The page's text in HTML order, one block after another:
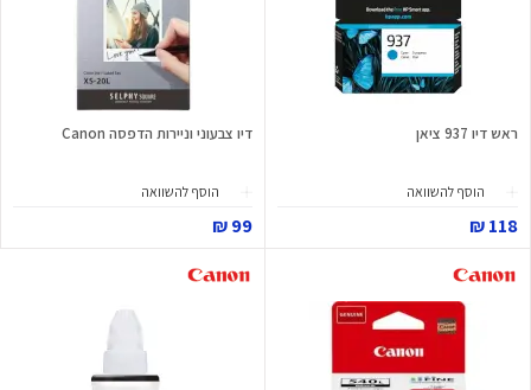
ראש דיו 937 ציאן
הוסף להשוואה
118 ₪
דיו צבעוני וניירות הדפסה Canon
הוסף להשוואה
99 ₪